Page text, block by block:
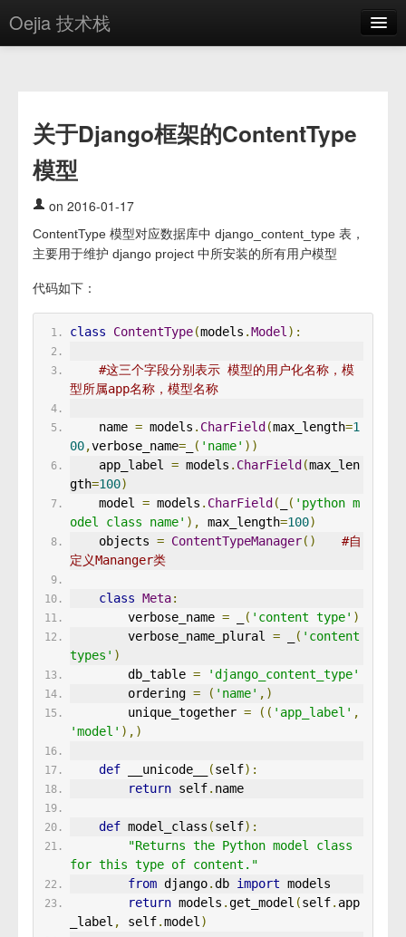
Oejia 技术栈
方案
OE学院
分享
关于
登录
关于Django框架的ContentType
模型
on 2016-01-17
ContentType 模型对应数据库中 django_content_type 表，
主要用于维护 django project 中所安装的所有用户模型
代码如下：
class ContentType(models .Model ):
#这三个字段分别表示 模型的用户化名称，模
型所属app名称，模型名称
    name
= models . CharField (max_length=1
00,verbose_name=_ ( 'name' ))
    app_label
= models . CharField (max_len
gth=100)
    model
= models . CharField ( ( 'python m
odel class name' ), max_length=100)
    objects
= ContentTypeManager() #自
定义Mananger类
class Meta:
        verbose_name
= _ ( 'content type' )
        verbose_name_plural
= _ ( 'content
types' )
        db_table
=
'django_content_type'
        ordering
= ( 'name' ,)
        unique_together
= (( 'app_label' ,
'model' ),)
def __unicode__ (self):
return self. name
def model_class (self):
"Returns the Python model class
for this type of content."
from django.db import models
return models .get_model (self. app
_label , self.model )